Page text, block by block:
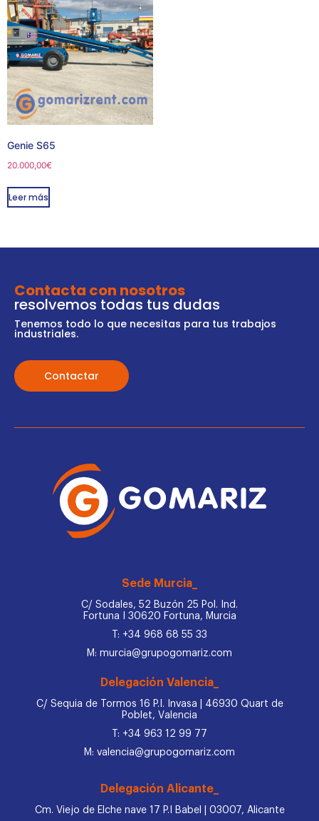
Genie S65
20.000,00€
Leer más
Contacta con nosotros
resolvemos todas tus dudas
Tenemos todo lo que necesitas para tus trabajos
industriales.
Contactar
Sede Murcia_
C/ Sodales, 52 Buzón 25 Pol. Ind.
Fortuna I 30620 Fortuna, Murcia
T: +34 968 68 55 33
M: murcia@grupogomariz.com
Delegación Valencia_
C/ Sequia de Tormos 16 P.I. Invasa | 46930 Quart de
Poblet, Valencia
T: +34 963 12 99 77
M: valencia@grupogomariz.com
Delegación Alicante_
Cm. Viejo de Elche nave 17 P.I Babel | 03007, Alicante